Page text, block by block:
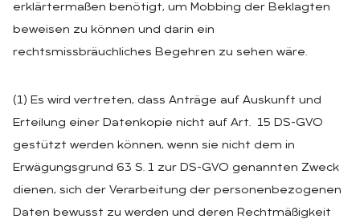
erklärtermaßen benötigt, um Mobbing der Beklagten
beweisen zu können und darin ein
rechtsmissbräuchliches Begehren zu sehen wäre.
(1) Es wird vertreten, dass Anträge auf Auskunft und
Erteilung einer Datenkopie nicht auf Art. 15 DS-GVO
gestützt werden können, wenn sie nicht dem in
Erwägungsgrund 63 S. 1 zur DS-GVO genannten Zweck
dienen, sich der Verarbeitung der personenbezogenen
Daten bewusst zu werden und deren Rechtmäßigkeit